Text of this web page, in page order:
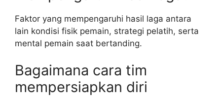
Faktor yang mempengaruhi hasil laga antara
lain kondisi fisik pemain, strategi pelatih, serta
mental pemain saat bertanding.
Bagaimana cara tim
mempersiapkan diri